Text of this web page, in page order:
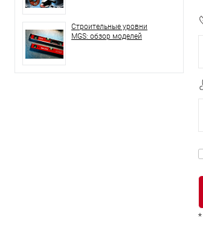
Строительные уровни
MGS: обзор моделей
*